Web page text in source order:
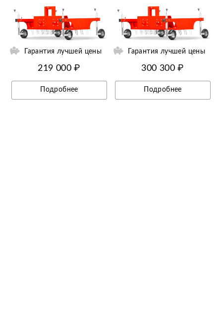
Гарантия лучшей цены
219 000 ₽
Подробнее
Ещё 5 фотографий
Гарантия лучшей цены
300 300 ₽
Подробнее